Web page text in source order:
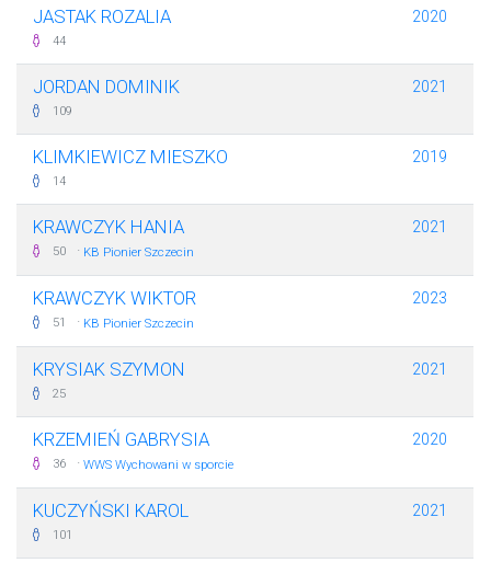
JASTAK ROZALIA
44
2020
JORDAN DOMINIK
109
2021
KLIMKIEWICZ MIESZKO
14
2019
KRAWCZYK HANIA
50 · KB Pionier Szczecin
2021
KRAWCZYK WIKTOR
51 · KB Pionier Szczecin
2023
KRYSIAK SZYMON
25
2021
KRZEMIEŃ GABRYSIA
36 · WWS Wychowani w sporcie
2020
KUCZYŃSKI KAROL
101
2021